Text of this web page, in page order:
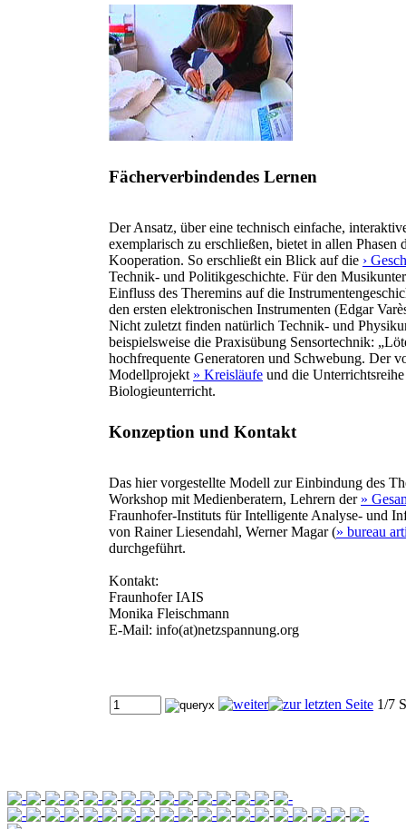
Fächerverbindendes Lernen
Der Ansatz, über eine technisch einfache,
exemplarisch zu erschließen, bietet in allen
Kooperation. So erschließt ein Blick auf die ›
Technik- und Politikgeschichte. Für den
Einfluss des Theremins auf die
den ersten elektronischen Instrumenten (Edgar
Nicht zuletzt finden natürlich Technik- und
beispielsweise die Praxisübung Sensortechnik:
hochfrequente Generatoren und Schwebung. Der
Modellprojekt » Kreisläufe und die
Biologieunterricht.
Konzeption und Kontakt
Das hier vorgestellte Modell zur Einbindung des
Workshop mit Medienberatern, Lehrern der »
Fraunhofer-Instituts für Intelligente Analyse- und
von Rainer Liesendahl, Werner Magar (» bureau
durchgeführt.
Kontakt:
Fraunhofer IAIS
Monika Fleischmann
E-Mail: info(at)netzspannung.org
1/7